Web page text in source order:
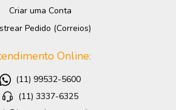
Criar uma Conta
Pedido (Correios)
Online:
(11) 99532-5600
(11) 3337-6325